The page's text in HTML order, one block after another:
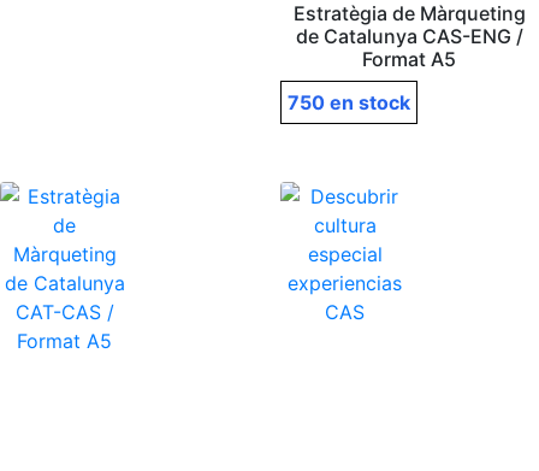
Estratègia de Màrqueting
de Catalunya CAS-ENG /
Format A5
750 en stock